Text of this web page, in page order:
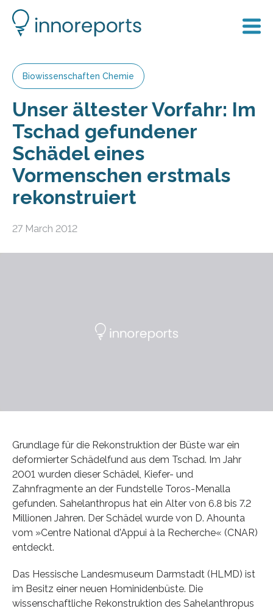
Biowissenschaften Chemie
Unser ältester Vorfahr: Im
Tschad gefundener
Schädel eines
Vormenschen erstmals
rekonstruiert
27 March 2012
Grundlage für die Rekonstruktion der Büste war ein
deformierter Schädelfund aus dem Tschad. Im Jahr
2001 wurden dieser Schädel, Kiefer- und
Zahnfragmente an der Fundstelle Toros-Menalla
gefunden. Sahelanthropus hat ein Alter von 6.8 bis 7.2
Millionen Jahren. Der Schädel wurde von D. Ahounta
vom »Centre National d'Appui à la Recherche« (CNAR)
entdeckt.
Das Hessische Landesmuseum Darmstadt (HLMD) ist
im Besitz einer neuen Hominidenbüste. Die
wissenschaftliche Rekonstruktion des Sahelanthropus